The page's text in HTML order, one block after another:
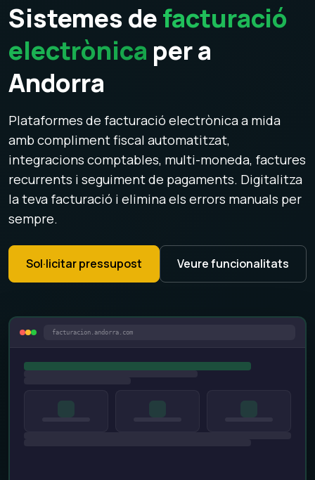
Sistemes defacturació
electrònica per a
Andorra
Plataformes de facturació electrònica a mida
amb compliment fiscal automatitzat,
integracions comptables, multi-moneda, factures
recurrents i seguiment de pagaments. Digitalitza
la teva facturació i elimina els errors manuals per
sempre.
Sol·licitar pressupost Veure funcionalitats
facturacion.andorra.com